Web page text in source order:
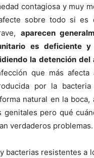
contagiosa y muy
sobre todo si es
aparecen
es deficiente y
la detención del
que más
por la
natural en la boca,
genitales pero qué
verdaderos problemas.
bacterias resistentes a